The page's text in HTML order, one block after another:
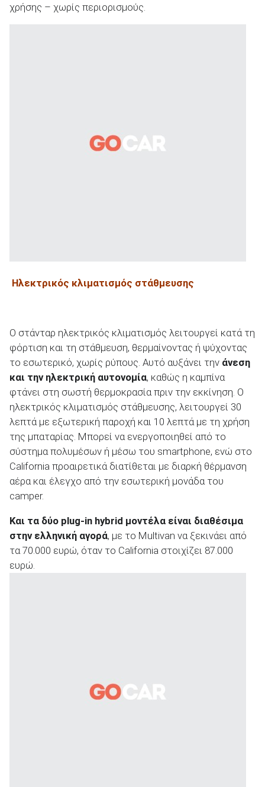
χρήσης – χωρίς περιορισμούς.
Ηλεκτρικός κλιματισμός στάθμευσης
Ο στάνταρ ηλεκτρικός κλιματισμός λειτουργεί κατά τη
φόρτιση και τη στάθμευση, θερμαίνοντας ή ψύχοντας
το εσωτερικό, χωρίς ρύπους. Αυτό αυξάνει την άνεση
και την ηλεκτρική αυτονομία, καθώς η καμπίνα
φτάνει στη σωστή θερμοκρασία πριν την εκκίνηση. Ο
ηλεκτρικός κλιματισμός στάθμευσης, λειτουργεί 30
λεπτά με εξωτερική παροχή και 10 λεπτά με τη χρήση
της μπαταρίας. Μπορεί να ενεργοποιηθεί από το
σύστημα πολυμέσων ή μέσω του smartphone, ενώ στο
California προαιρετικά διατίθεται με διαρκή θέρμανση
αέρα και έλεγχο από την εσωτερική μονάδα του
camper.
Και τα δύο plug-in hybrid μοντέλα είναι διαθέσιμα
στην ελληνική αγορά, με το Multivan να ξεκινάει από
τα 70.000 ευρώ, όταν το California στοιχίζει 87.000
ευρώ.